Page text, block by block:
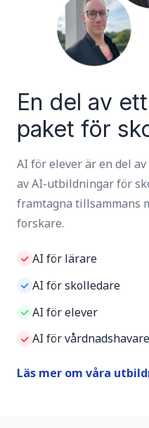
En del av
paket för
AI för elever är en del
av AI-utbildningar för
framtagna tillsammans
forskare.
AI för lärare
AI för skolledare
AI för elever
AI för vårdnadshavare
Läs mer om våra